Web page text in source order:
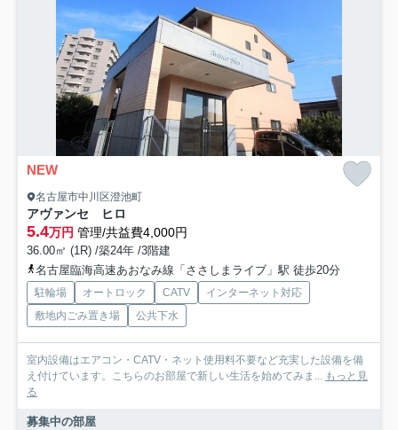
NEW
名古屋市中川区澄池町
アヴァンセ ヒロ
5.4万円 管理/共益費4,000円
36.00㎡ (1R) /築24年 /3階建
名古屋臨海高速あおなみ線「ささしまライブ」駅 徒歩20分
駐輪場 オートロック CATV
インターネット対応
敷地内ごみ置き場
公共下水
室内設備はエアコン・CATV・ネット使用料不要など充実した設備を備
え付けています。こちらのお部屋で新しい生活を始めてみま... もっと見
る
募集中の部屋